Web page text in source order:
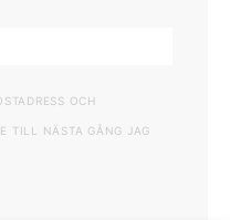
OCH
TILL NÄSTA GÅNG JAG